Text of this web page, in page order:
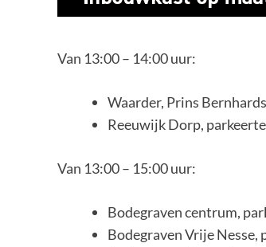
Van 13:00 – 14:00 uur:
Waarder, Prins
Reeuwijk Dorp,
Van 13:00 – 15:00 uur:
Bodegraven centrum,
Bodegraven Vrije